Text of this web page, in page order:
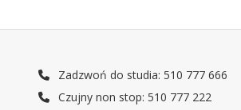
Zadzwoń do studia: 510 777 666
Czujny non stop: 510 777 222